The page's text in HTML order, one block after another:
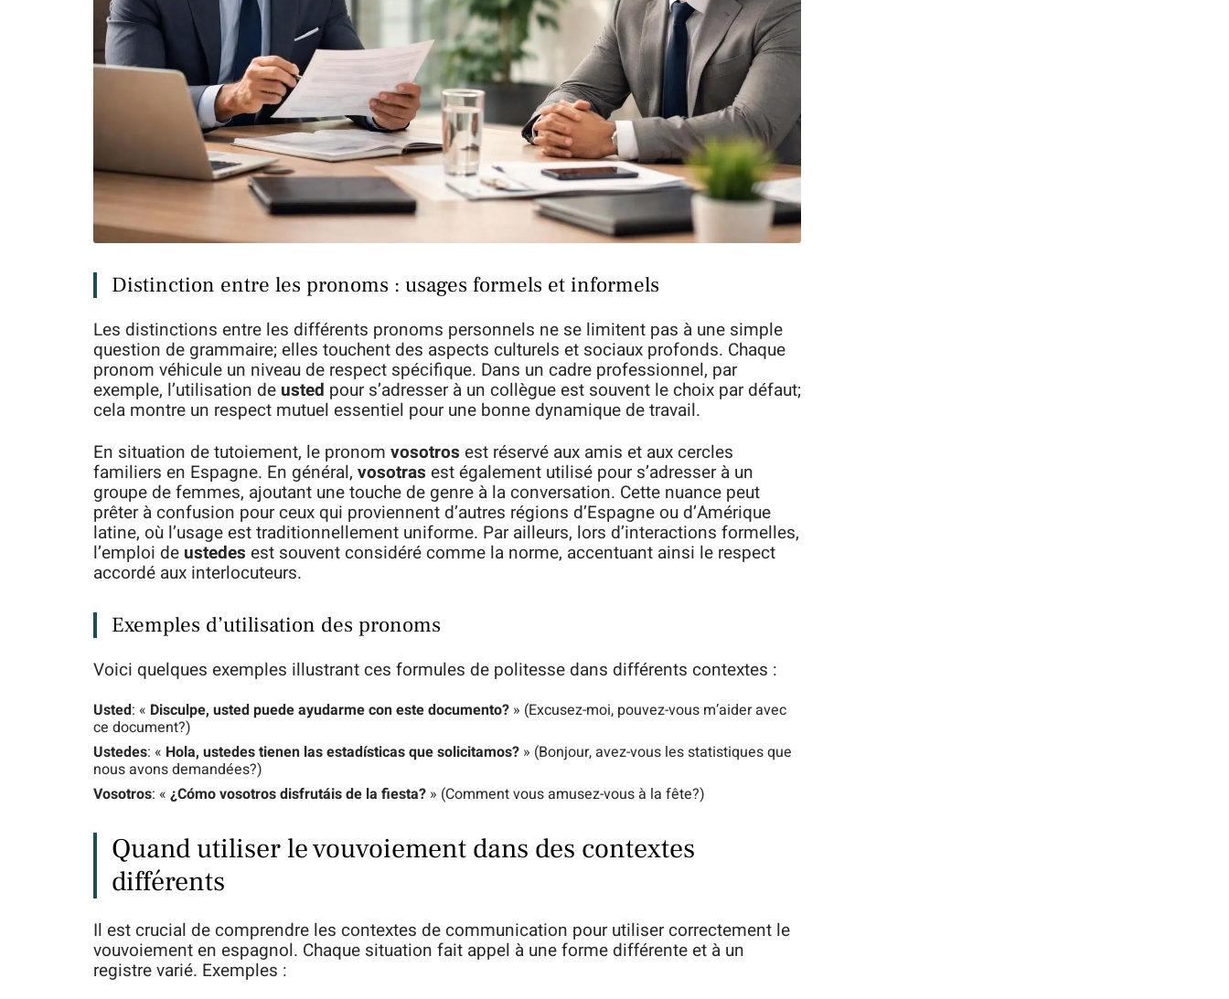
Distinction entre les pronoms : usages formels et informels
Les distinctions entre les différents pronoms personnels ne se limitent pas à une simple
question de grammaire; elles touchent des aspects culturels et sociaux profonds. Chaque
pronom véhicule un niveau de respect spécifique. Dans un cadre professionnel, par
exemple, l’utilisation de usted pour s’adresser à un collègue est souvent le choix par défaut;
cela montre un respect mutuel essentiel pour une bonne dynamique de travail.
En situation de tutoiement, le pronom vosotros est réservé aux amis et aux cercles
familiers en Espagne. En général, vosotras est également utilisé pour s’adresser à un
groupe de femmes, ajoutant une touche de genre à la conversation. Cette nuance peut
prêter à confusion pour ceux qui proviennent d’autres régions d’Espagne ou d’Amérique
latine, où l’usage est traditionnellement uniforme. Par ailleurs, lors d’interactions formelles,
l’emploi de ustedes est souvent considéré comme la norme, accentuant ainsi le respect
accordé aux interlocuteurs.
Exemples d’utilisation des pronoms
Voici quelques exemples illustrant ces formules de politesse dans différents contextes :
Usted: « Disculpe, usted puede ayudarme con este documento? » (Excusez-moi, pouvez-vous m’aider avec
ce document?)
Ustedes: « Hola, ustedes tienen las estadísticas que solicitamos? » (Bonjour, avez-vous les statistiques que
nous avons demandées?)
Vosotros: « ¿Cómo vosotros disfrutáis de la fiesta? » (Comment vous amusez-vous à la fête?)
Quand utiliser le vouvoiement dans des contextes
différents
Il est crucial de comprendre les contextes de communication pour utiliser correctement le
vouvoiement en espagnol. Chaque situation fait appel à une forme différente et à un
registre varié. Exemples :